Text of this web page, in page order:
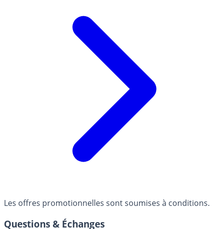
Les offres promotionnelles sont soumises à conditions.
Questions & Échanges